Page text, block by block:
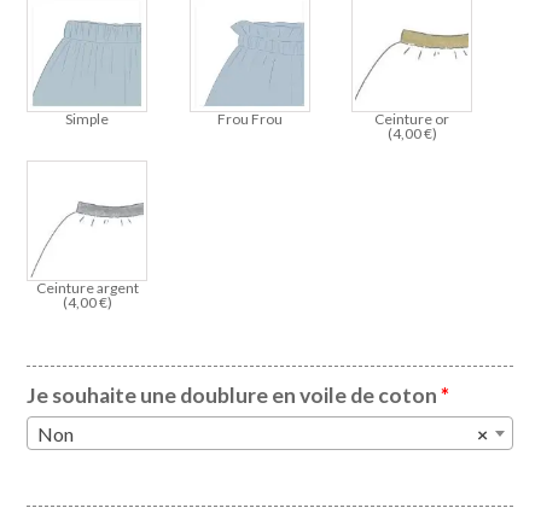
Simple Frou Frou
Ceinture or
(4,00€)
Ceinture argent
(4,00€)
Je souhaite une doublure en voile de coton*
×
Non